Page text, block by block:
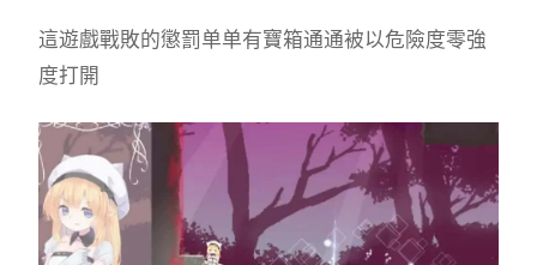
這遊戲戰敗的懲罰单单有寶箱通通被以危險度零強
度打開